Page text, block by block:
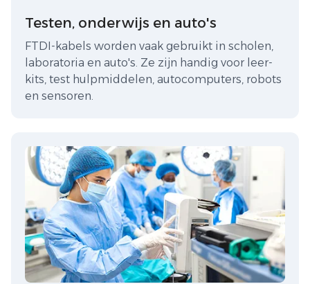
Testen, onderwijs en auto's
FTDI-kabels worden vaak gebruikt in scholen,
laboratoria en auto's. Ze zijn handig voor leer-
kits, test hulpmiddelen, autocomputers, robots
en sensoren.